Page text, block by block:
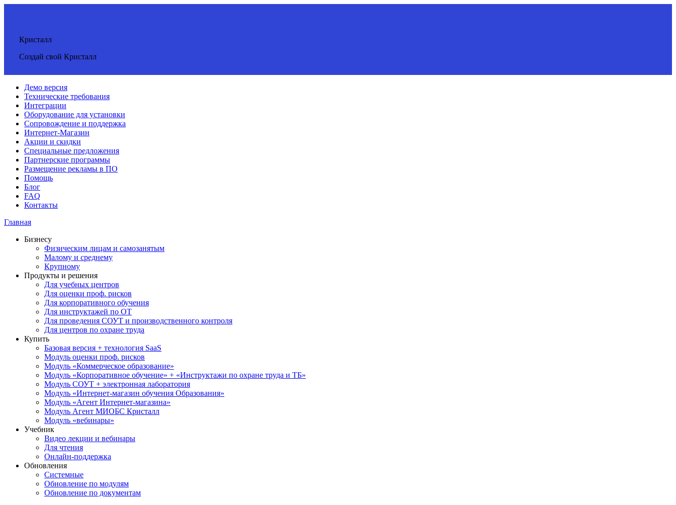
Кристалл
Создай свой Кристалл
Демо версия
Технические требования
Интеграции
Оборудование для установки
Сопровождение и поддержка
Интернет-Магазин
Акции и скидки
Специальные предложения
Партнерские программы
Размещение рекламы в ПО
Помощь
Блог
FAQ
Контакты
Главная
Бизнесу
Физическим лицам и самозанятым
Малому и среднему
Крупному
Продукты и решения
Для учебных центров
Для оценки проф. рисков
Для корпоративного обучения
Для инструктажей по ОТ
Для проведения СОУТ и производственного контроля
Для центров по охране труда
Купить
Базовая версия + технология SaaS
Модуль оценки проф. рисков
Модуль «Коммерческое образование»
Модуль «Корпоративное обучение» + «Инструктажи по охране труда и ТБ»
Модуль СОУТ + электронная лаборатория
Модуль «Интернет-магазин обучения Образования»
Модуль «Агент Интернет-магазина»
Модуль Агент МИОБС Кристалл
Модуль «вебинары»
Учебник
Видео лекции и вебинары
Для чтения
Онлайн-поддержка
Обновления
Системные
Обновление по модулям
Обновление по документам